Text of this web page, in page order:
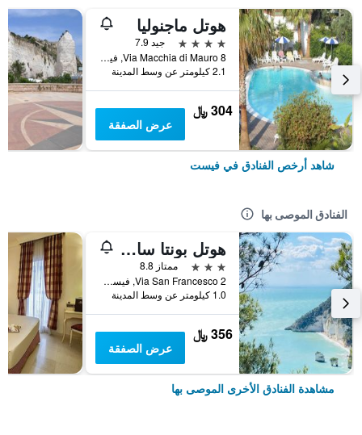
هوتل ماجنوليا
4 نجوم
جيد 7.9
Via Macchia di Mauro 8, فيست, مقاطعة فودجا, إيطاليا
2.1 كيلومتر عن وسط المدينة
304 ﷼
عرض الصفقة
شاهد أرخص الفنادق في فيست
الفنادق الموصى بها
هوتل بونتا سان فرانسيسكو
3 نجوم
ممتاز 8.8
Via San Francesco 2, فيست, مقاطعة فودجا, إيطاليا
1.0 كيلومتر عن وسط المدينة
356 ﷼
عرض الصفقة
مشاهدة الفنادق الأخرى الموصى بها